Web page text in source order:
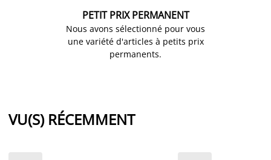
PETIT PRIX PERMANENT
Nous avons sélectionné pour vous
une variété d'articles à petits prix
permanents.
VU(S) RÉCEMMENT